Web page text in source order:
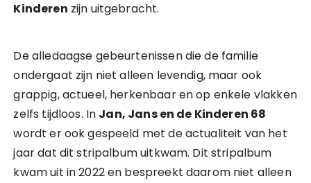
Kinderen zijn uitgebracht.
De alledaagse gebeurtenissen die de familie
ondergaat zijn niet alleen levendig, maar ook
grappig, actueel, herkenbaar en op enkele vlakken
zelfs tijdloos. In Jan, Jans en de Kinderen 68
wordt er ook gespeeld met de actualiteit van het
jaar dat dit stripalbum uitkwam. Dit stripalbum
kwam uit in 2022 en bespreekt daarom niet alleen